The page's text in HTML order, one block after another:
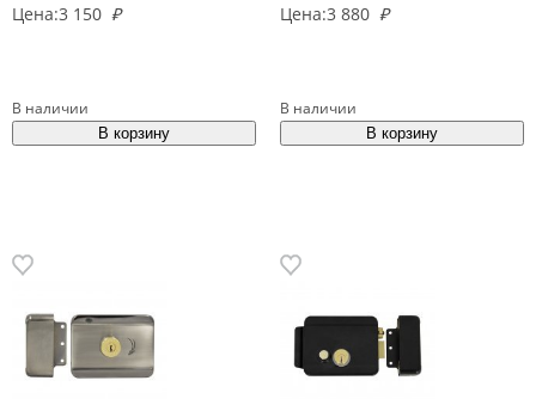
Цена:3 150 ₽
В наличии
Цена:3 880 ₽
В наличии